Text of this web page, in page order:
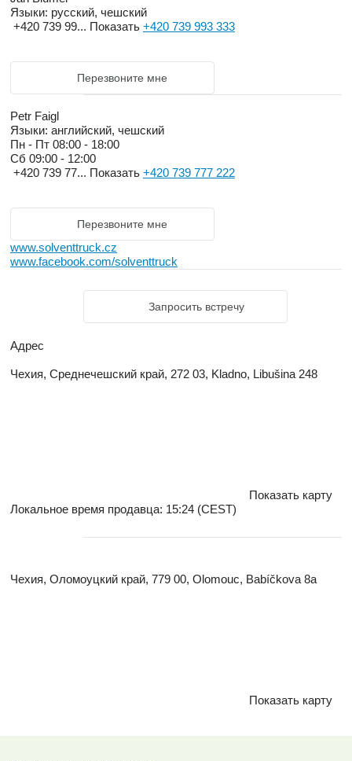
Языки: русский, чешский
+420 739 99... Показать +420 739 993 333
Перезвоните мне
Petr Faigl
Языки: английский, чешский
Пн - Пт 08:00 - 18:00
Сб 09:00 - 12:00
+420 739 77... Показать +420 739 777 222
Перезвоните мне
www.solventtruck.cz
www.facebook.com/solventtruck
Запросить встречу
Адрес
Чехия, Среднечешский край, 272 03, Kladno, Libušina 248
Показать карту
Локальное время продавца: 15:24 (CEST)
Чехия, Оломоуцкий край, 779 00, Olomouc, Babíčkova 8a
Показать карту